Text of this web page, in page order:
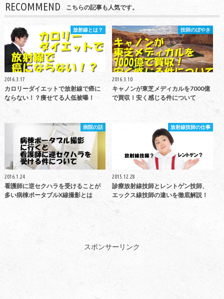
RECOMMEND こちらの記事も人気です。
放射線とは？
2016.3.17
カロリーダイエットで放射線で癌に
ならない！？痩せてる人低被曝！
技師のぼやき
2016.3.10
キャノンが東芝メディカルを7000億
で買収！安く感じる件について
病院の話
2016.1.24
看護師に逆セクハラを受けることが
多い病棟ポータブルX線撮影とは
放射線技師の仕事
2015.12.28
診療放射線技師とレントゲン技師、
エックス線技師の違いを徹底解説！
スポンサーリンク